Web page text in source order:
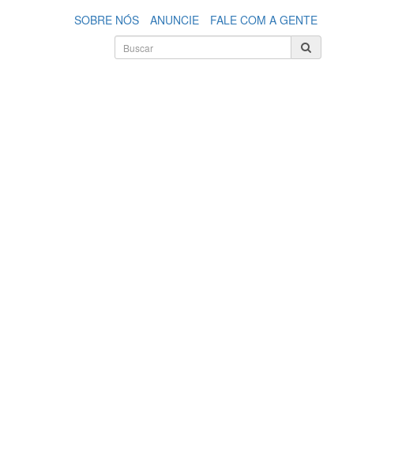
SOBRE NÓS ANUNCIE
FALE COM A GENTE